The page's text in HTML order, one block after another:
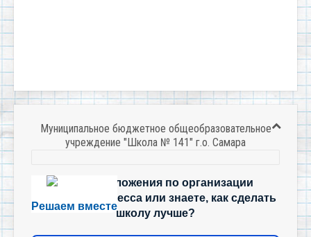
Муниципальное бюджетное общеобразовательное
учреждение "Школа № 141" г.о. Самара
Решаем вместе
Есть предложения по организации
учебного процесса или знаете, как сделать
школу лучше?